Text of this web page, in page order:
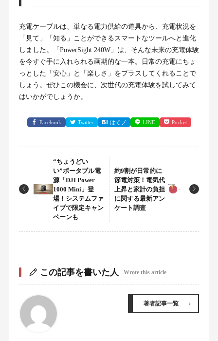
充電ケーブルは、単なる電力供給の道具から、充電状況を
「見て」「知る」ことができるスマートなツールへと進化
しました。「PowerSight 240W」は、そんな未来の充電体験
を今すぐ手に入れられる画期的な一本。日常の充電にちょ
っとした「安心」と「楽しさ」をプラスしてくれることで
しょう。ぜひこの機会に、次世代の充電体験を試してみて
はいかがでしょうか。
Facebook Twitter はてブ LINE Pocket
“ちょうどい
い”ポータブル電
源「DJI Power
1000 Mini」登
場！システムファ
イブで限定キャン
ペーンも
約9割が日常的に
節電対策！電気代
上昇と家計の負担
に関する最新アン
ケート調査
この記事を書いた人 Wrote this article
著者記事一覧